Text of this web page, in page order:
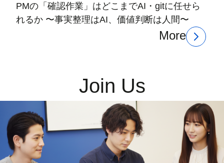
PMの「確認作業」はどこまでAI・gitに任せら
れるか 〜事実整理はAI、価値判断は人間〜
More
Join Us